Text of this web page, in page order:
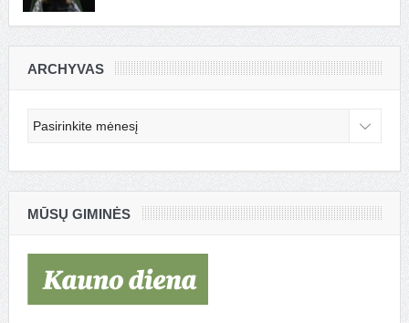
ARCHYVAS
MŪSŲ GIMINĖS